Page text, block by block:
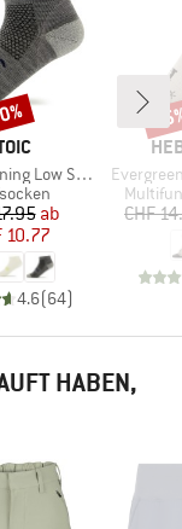
Low Socks
Preis
reduzierter Preis
ab
10.77
4.6(64)
Artikel
EvergreenHe.
CHF
HABEN,